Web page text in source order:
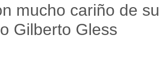
mucho cariño de su
Gilberto Gless